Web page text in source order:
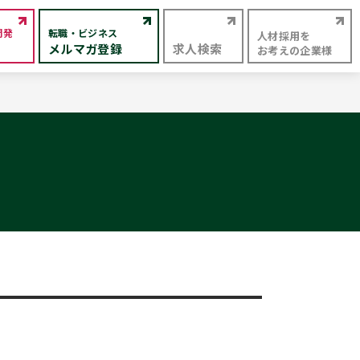
発 転職・ビジネス
メルマガ登録 求人検索
人材採用を
お考えの企業様